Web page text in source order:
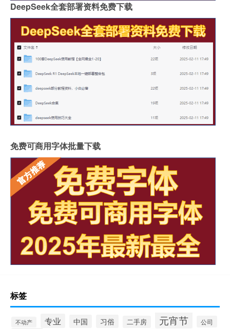
DeepSeek全套部署资料免费下载
免费可商用字体批量下载
标签
不动产 专业 中国 习俗 二手房 元宵节 公司